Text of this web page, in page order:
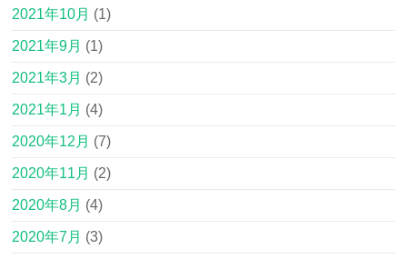
2021年10月 (1)
2021年9月 (1)
2021年3月 (2)
2021年1月 (4)
2020年12月 (7)
2020年11月 (2)
2020年8月 (4)
2020年7月 (3)